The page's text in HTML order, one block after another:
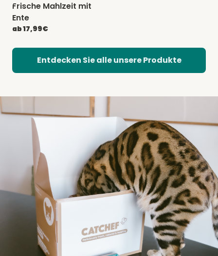
-20% mit CATCHEF20
Frische Mahlzeit mit
Ente
ab 17,99€
Entdecken Sie alle unsere Produkte